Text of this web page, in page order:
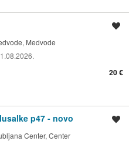
Medvode
20 €
p47 - novo
Center, Center